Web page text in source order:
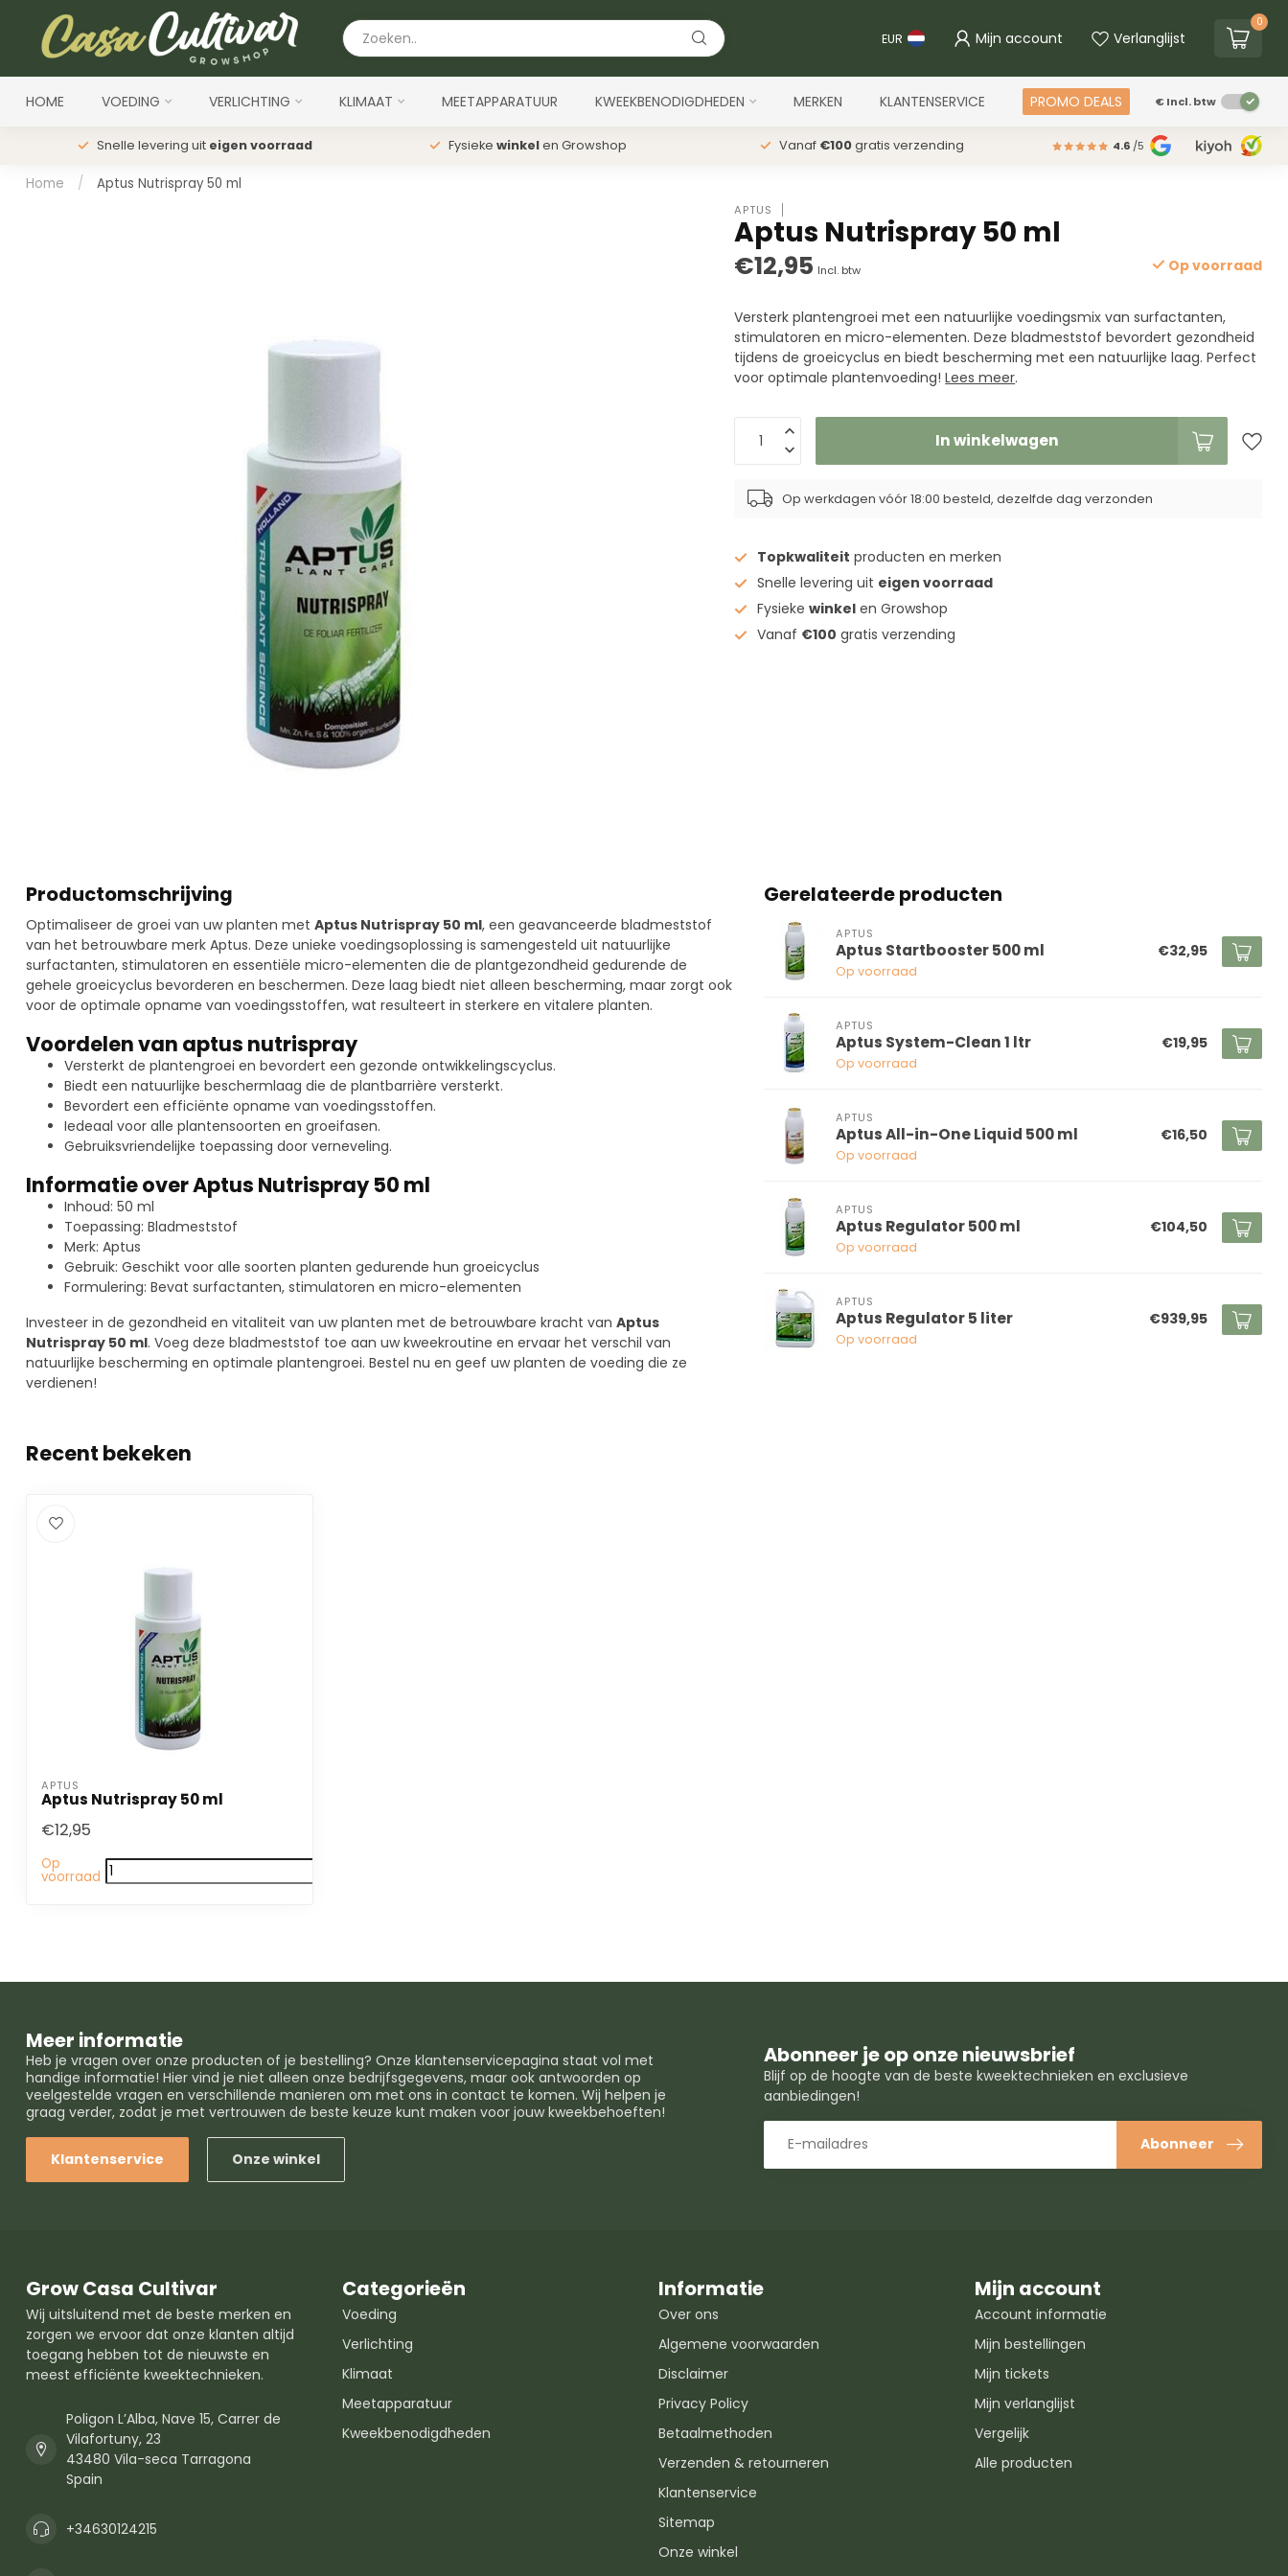
EUR Mijn account Verlanglijst
0
HOME VOEDING VERLICHTING KLIMAAT MEETAPPARATUUR KWEEKBENODIGDHEDEN MERKEN KLANTENSERVICE PROMO DEALS €Incl. btw
Snelle levering uit eigen voorraad Fysieke winkelen Growshop Vanaf €100gratis verzending 4.6 /5
Home / Aptus Nutrispray 50 ml
APTUS
Aptus Nutrispray 50 ml
€12,95 Incl. btw Op voorraad
Versterk plantengroei met een natuurlijke voedingsmix van surfactanten,
stimulatoren en micro-elementen. Deze bladmeststof bevordert gezondheid
tijdens de groeicyclus en biedt bescherming met een natuurlijke laag. Perfect
voor optimale plantenvoeding!Lees meer.
In winkelwagen
Op werkdagen vóór 18:00 besteld, dezelfde dag verzonden
Topkwaliteit producten en merken
Snelle levering uit eigen voorraad
Fysiekewinkel en Growshop
Vanaf €100 gratis verzending
Productomschrijving
Optimaliseer de groei van uw planten met Aptus Nutrispray 50 ml, een geavanceerde bladmeststof
van het betrouwbare merk Aptus. Deze unieke voedingsoplossing is samengesteld uit natuurlijke
surfactanten, stimulatoren en essentiële micro-elementen die de plantgezondheid gedurende de
gehele groeicyclus bevorderen en beschermen. Deze laag biedt niet alleen bescherming, maar zorgt ook
voor de optimale opname van voedingsstoffen, wat resulteert in sterkere en vitalere planten.
Voordelen van aptus nutrispray
Versterkt de plantengroei en bevordert een gezonde ontwikkelingscyclus.
Biedt een natuurlijke beschermlaag die de plantbarrière versterkt.
Bevordert een efficiënte opname van voedingsstoffen.
Iedeaal voor alle plantensoorten en groeifasen.
Gebruiksvriendelijke toepassing door verneveling.
Informatie over Aptus Nutrispray 50 ml
Inhoud: 50 ml
Toepassing: Bladmeststof
Merk: Aptus
Gebruik: Geschikt voor alle soorten planten gedurende hun groeicyclus
Formulering: Bevat surfactanten, stimulatoren en micro-elementen
Investeer in de gezondheid en vitaliteit van uw planten met de betrouwbare kracht van Aptus
Nutrispray 50 ml. Voeg deze bladmeststof toe aan uw kweekroutine en ervaar het verschil van
natuurlijke bescherming en optimale plantengroei. Bestel nu en geef uw planten de voeding die ze
verdienen!
Gerelateerde producten
APTUS
Aptus Startbooster 500 ml
Op voorraad
€32,95
APTUS
Aptus System-Clean 1 ltr
Op voorraad
€19,95
APTUS
Aptus All-in-One Liquid 500 ml
Op voorraad
€16,50
APTUS
Aptus Regulator 500 ml
Op voorraad
€104,50
APTUS
Aptus Regulator 5 liter
Op voorraad
€939,95
Recent bekeken
APTUS
Aptus Nutrispray 50 ml
€12,95
Op
voorraad
Meer informatie
Heb je vragen over onze producten of je bestelling? Onze klantenservicepagina staat vol met
handige informatie! Hier vind je niet alleen onze bedrijfsgegevens, maar ook antwoorden op
veelgestelde vragen en verschillende manieren om met ons in contact te komen. Wij helpen je
graag verder, zodat je met vertrouwen de beste keuze kunt maken voor jouw kweekbehoeften!
Klantenservice Onze winkel
Abonneer je op onze nieuwsbrief
Blijf op de hoogte van de beste kweektechnieken en exclusieve
aanbiedingen!
Abonneer
Grow Casa Cultivar
Wij uitsluitend met de beste merken en
zorgen we ervoor dat onze klanten altijd
toegang hebben tot de nieuwste en
meest efficiënte kweektechnieken.
Poligon L’Alba, Nave 15, Carrer de
Vilafortuny, 23
43480 Vila-seca Tarragona
Spain
+34630124215
Categorieën
Voeding
Verlichting
Klimaat
Meetapparatuur
Kweekbenodigdheden
Informatie
Over ons
Algemene voorwaarden
Disclaimer
Privacy Policy
Betaalmethoden
Verzenden & retourneren
Klantenservice
Sitemap
Onze winkel
Mijn account
Account informatie
Mijn bestellingen
Mijn tickets
Mijn verlanglijst
Vergelijk
Alle producten